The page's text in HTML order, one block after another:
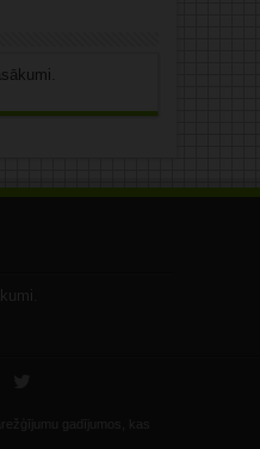
gadījumos, kas